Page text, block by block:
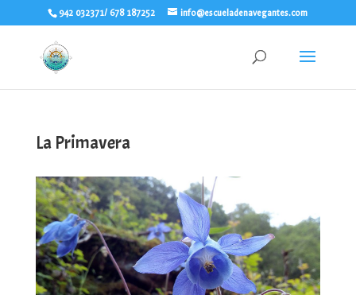
942 032371/ 678 187252 info@escueladenavegantes.com
La Primavera